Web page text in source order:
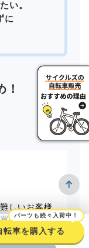
い。
に
！
しいお客様
取をご利用
パーツも続々入荷中！
転車を購入する